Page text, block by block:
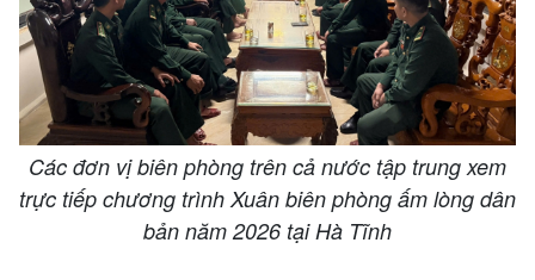
Các đơn vị biên phòng trên cả nước tập trung xem
trực tiếp chương trình Xuân biên phòng ấm lòng dân
bản năm 2026 tại Hà Tĩnh